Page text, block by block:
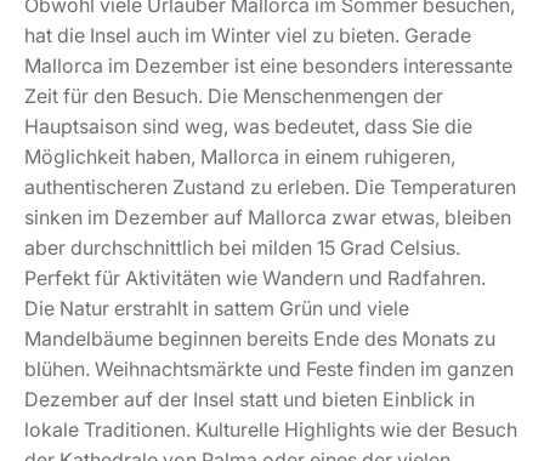
Obwohl viele Urlauber Mallorca im Sommer besuchen,
hat die Insel auch im Winter viel zu bieten. Gerade
Mallorca im Dezember ist eine besonders interessante
Zeit für den Besuch. Die Menschenmengen der
Hauptsaison sind weg, was bedeutet, dass Sie die
Möglichkeit haben, Mallorca in einem ruhigeren,
authentischeren Zustand zu erleben. Die Temperaturen
sinken im Dezember auf Mallorca zwar etwas, bleiben
aber durchschnittlich bei milden 15 Grad Celsius.
Perfekt für Aktivitäten wie Wandern und Radfahren.
Die Natur erstrahlt in sattem Grün und viele
Mandelbäume beginnen bereits Ende des Monats zu
blühen. Weihnachtsmärkte und Feste finden im ganzen
Dezember auf der Insel statt und bieten Einblick in
lokale Traditionen. Kulturelle Highlights wie der Besuch